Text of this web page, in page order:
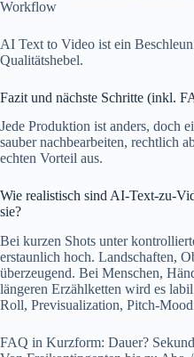
AI Text to Video ist ein
Qualitätshebel.
Fazit und nächste Schritte (inkl.
Jede Produktion ist anders, doch
sauber nachbearbeiten, rechtlich
echten Vorteil aus.
Wie realistisch sind AI-Text-zu-
sie?
Bei kurzen Shots unter
erstaunlich hoch. Landschaften,
überzeugend. Bei Menschen,
längeren Erzählketten wird es
Roll, Previsualization, Pitch-
FAQ in Kurzform: Dauer?